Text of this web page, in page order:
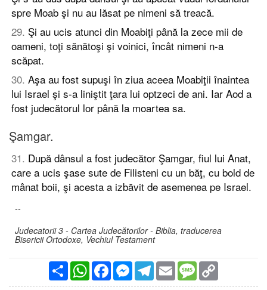
spre Moab şi nu au lăsat pe nimeni să treacă.
29. Şi au ucis atunci din Moabiţi până la zece mii de
oameni, toţi sănătoşi şi voinici, încât nimeni n-a
scăpat.
30. Aşa au fost supuşi în ziua aceea Moabiţii înaintea
lui Israel şi s-a liniştit ţara lui optzeci de ani. Iar Aod a
fost judecătorul lor până la moartea sa.
Şamgar.
31. După dânsul a fost judecător Şamgar, fiul lui Anat,
care a ucis şase sute de Filisteni cu un băţ, cu bold de
mânat boii, şi acesta a izbăvit de asemenea pe Israel.
--
Judecatorii 3 - Cartea Judecătorilor - Biblia, traducerea
Bisericii Ortodoxe, Vechiul Testament
PartajareWhatsAppFacebookMessengerTelegram
Email Message